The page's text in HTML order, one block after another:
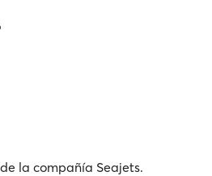
la compañía Seajets.